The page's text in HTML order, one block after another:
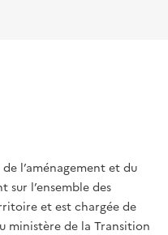
l’aménagement et du
l’ensemble des
et est chargée de
ministère de la Transition